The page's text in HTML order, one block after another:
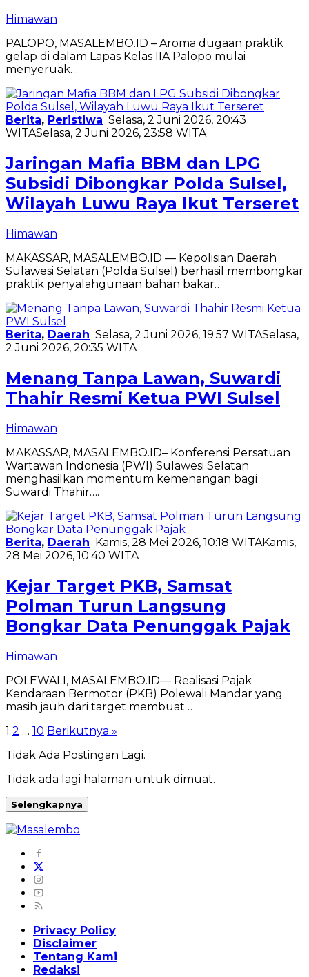
Himawan
PALOPO, MASALEMBO.ID – Aroma dugaan praktik
gelap di dalam Lapas Kelas IIA Palopo mulai
menyeruak…
Berita, Peristiwa Selasa, 2 Juni 2026, 20:43
WITASelasa, 2 Juni 2026, 23:58 WITA
Jaringan Mafia BBM dan LPG
Subsidi Dibongkar Polda Sulsel,
Wilayah Luwu Raya Ikut Terseret
Himawan
MAKASSAR, MASALEMBO.ID — Kepolisian Daerah
Sulawesi Selatan (Polda Sulsel) berhasil membongkar
praktik penyalahgunaan bahan bakar…
Berita, Daerah Selasa, 2 Juni 2026, 19:57 WITASelasa,
2 Juni 2026, 20:35 WITA
Menang Tanpa Lawan, Suwardi
Thahir Resmi Ketua PWI Sulsel
Himawan
MAKASSAR, MASALEMBO.ID– Konferensi Persatuan
Wartawan Indonesia (PWI) Sulawesi Selatan
menghasilkan momentum kemenangan bagi
Suwardi Thahir….
Berita, Daerah Kamis, 28 Mei 2026, 10:18 WITAKamis,
28 Mei 2026, 10:40 WITA
Kejar Target PKB, Samsat
Polman Turun Langsung
Bongkar Data Penunggak Pajak
Himawan
POLEWALI, MASALEMBO.ID— Realisasi Pajak
Kendaraan Bermotor (PKB) Polewali Mandar yang
masih jauh dari target membuat…
Paginasi
pos
1 2 … 10 Berikutnya »
Tidak Ada Postingan Lagi.
Tidak ada lagi halaman untuk dimuat.
Selengkapnya
Privacy Policy
Disclaimer
Tentang Kami
Redaksi